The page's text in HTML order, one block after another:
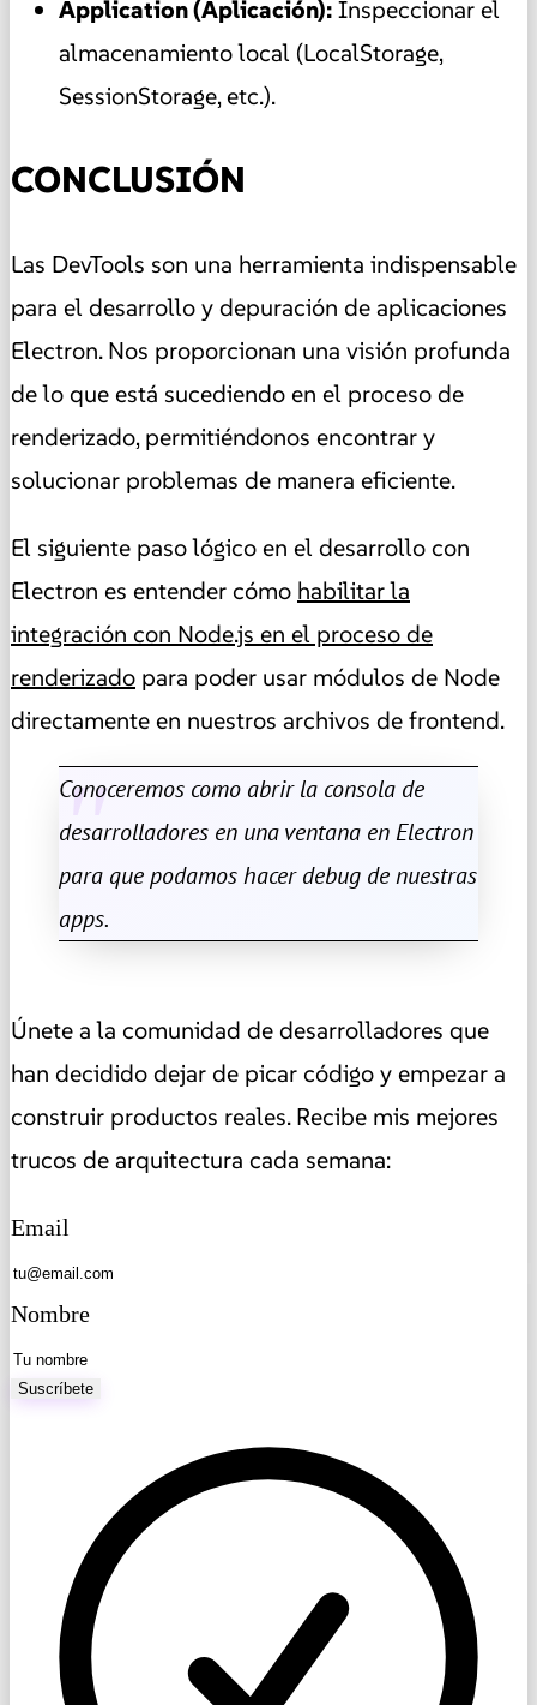
Application (Aplicación):Inspeccionar el
almacenamiento local (LocalStorage,
SessionStorage, etc.).
CONCLUSIÓN
Las DevTools son una herramienta indispensable
para el desarrollo y depuración de aplicaciones
Electron. Nos proporcionan una visión profunda
de lo que está sucediendo en el proceso de
renderizado, permitiéndonos encontrar y
solucionar problemas de manera eficiente.
El siguiente paso lógico en el desarrollo con
Electron es entender cómo habilitar la
integración con Node.js en el proceso de
renderizado para poder usar módulos de Node
directamente en nuestros archivos de frontend.
Conoceremos como abrir la consola de
desarrolladores en una ventana en Electron
para que podamos hacer debug de nuestras
apps.
Únete a la comunidad de desarrolladores que
han decidido dejar de picar código y empezar a
construir productos reales. Recibe mis mejores
trucos de arquitectura cada semana:
Email
Nombre
Suscríbete